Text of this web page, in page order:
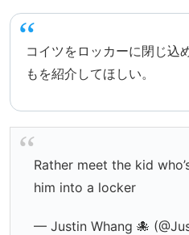
コイツをロッカーに閉じ込
もを紹介してほしい。
Rather meet the kid
him into a locker
— Justin Whang 🐙